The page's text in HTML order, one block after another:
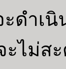
ำเนิ
ะไม่ส